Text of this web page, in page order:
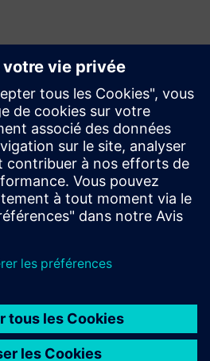
ou obtenez des réponses à toutes
logiciels de fabrication.